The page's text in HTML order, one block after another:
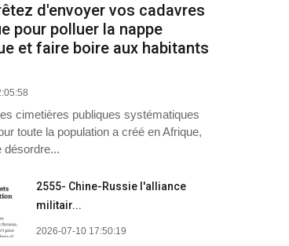
d'envoyer vos cadavres
pour polluer la nappe
et faire boire aux habitants
cimetières publiques systématiques
toute la population a créé en Afrique,
désordre...
2555- Chine-Russie l'alliance
militair...
2026-07-10 17:50:19